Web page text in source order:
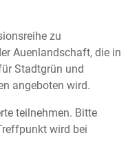
zu
Auenlandschaft, die in
Stadtgrün und
angeboten wird.
teilnehmen. Bitte
wird bei